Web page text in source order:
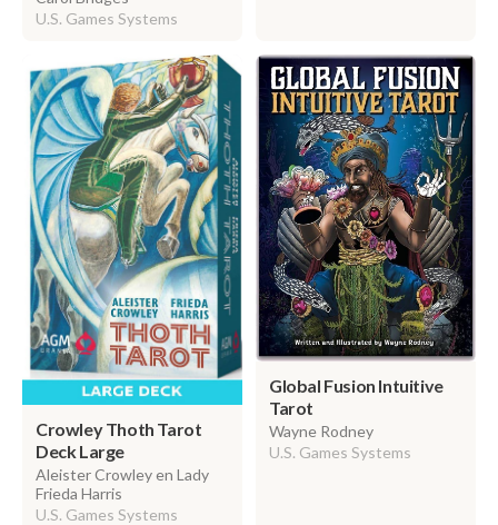
U.S. Games Systems
Crowley Thoth Tarot
Deck Large
Aleister Crowley en Lady
Frieda Harris
U.S. Games Systems
Global Fusion Intuitive
Tarot
Wayne Rodney
U.S. Games Systems